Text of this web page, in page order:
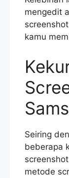
mengedit
kamu
Seiring
beberapa
metode